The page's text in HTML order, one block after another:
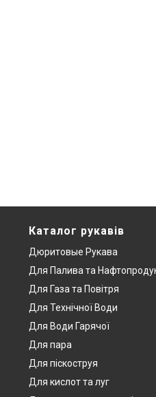
Каталог рукавів
Дюритовые Рукава
Для Палива та
Для Газа та Повітря
Для Технічної Води
Для Води Гарячої
Для пара
Для піскоструя
Для кислот та луг